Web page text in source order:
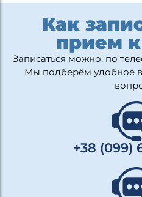
Как
прием
Записаться можно: по
Мы подберём удобное
+38 (099)